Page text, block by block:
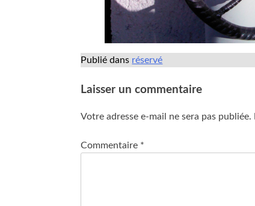
Publié dans réservé
Laisser un commentaire
Votre adresse e-mail ne sera pas publiée.
Commentaire *